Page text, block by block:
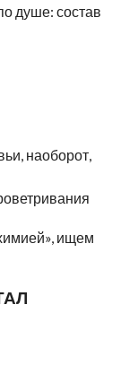
душе: состав
наоборот,
ищем